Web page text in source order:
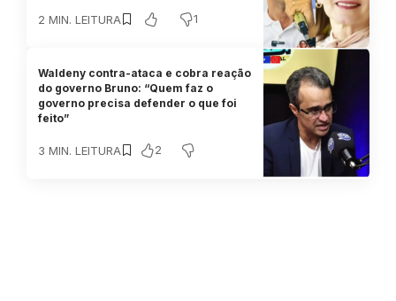
2 MIN. LEITURA 1
Waldeny contra-ataca e cobra reação
do governo Bruno: “Quem faz o
governo precisa defender o que foi
feito”
3 MIN. LEITURA 2